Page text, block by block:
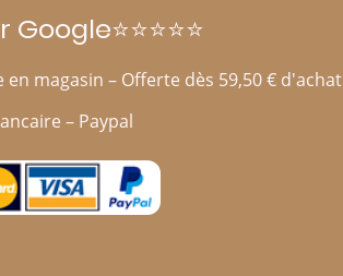
en magasin – Offerte dès 59,50 € d'achat
– Paypal